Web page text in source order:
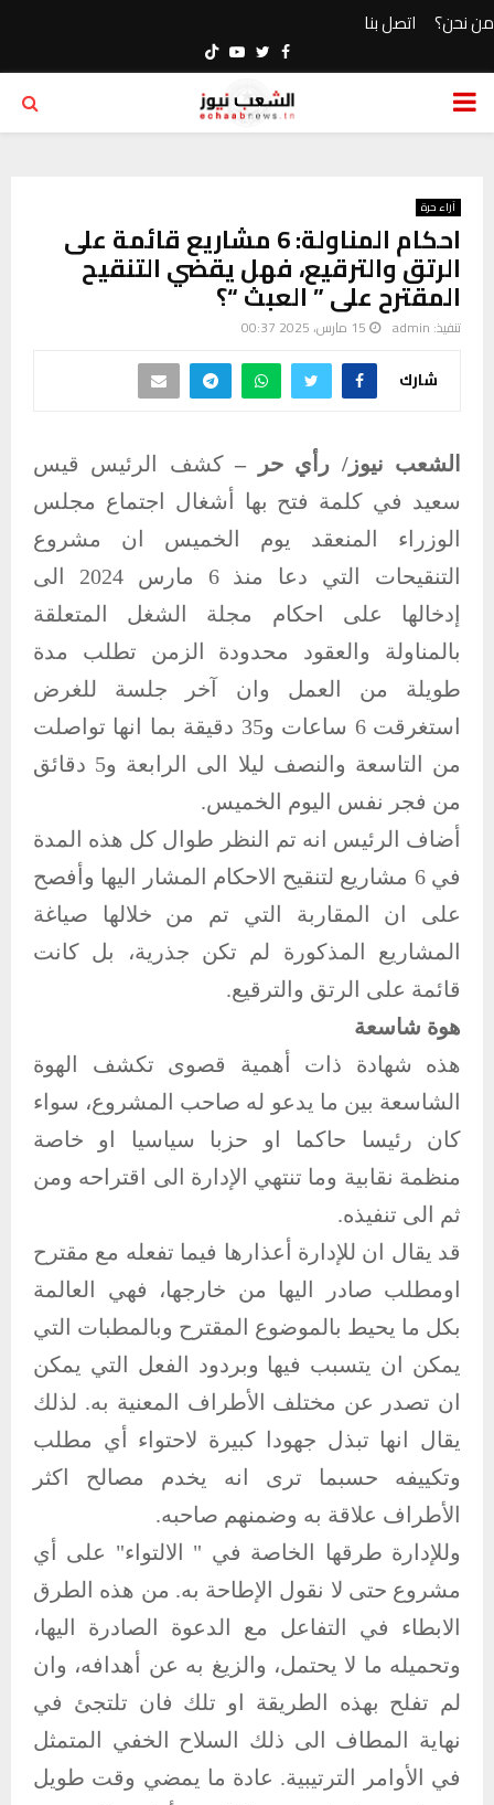
من نحن؟ اتصل بنا
Facebook
Twitter
Youtube
PRIMARY
آراء حرة
احكام المناولة: 6 مشاريع قائمة على
الرتق والترقيع، فهل يقضي التنقيح
المقترح على ” العبث “؟
تنفيذ: admin 15 مارس، 2025 00:37
شارك
الشعب نيوز/ رأي حر –كشف الرئيس قيس
سعيد في كلمة فتح بها أشغال اجتماع مجلس
الوزراء المنعقد يوم الخميس ان مشروع
التنقيحات التي دعا منذ 6 مارس 2024 الى
إدخالها على احكام مجلة الشغل المتعلقة
بالمناولة والعقود محدودة الزمن تطلب مدة
طويلة من العمل وان آخر جلسة للغرض
استغرقت 6 ساعات و35 دقيقة بما انها تواصلت
من التاسعة والنصف ليلا الى الرابعة و5 دقائق
من فجر نفس اليوم الخميس.
أضاف الرئيس انه تم النظر طوال كل هذه المدة
في 6 مشاريع لتنقيح الاحكام المشار اليها وأفصح
على ان المقاربة التي تم من خلالها صياغة
المشاريع المذكورة لم تكن جذرية، بل كانت
قائمة على الرتق والترقيع.
هوة شاسعة
هذه شهادة ذات أهمية قصوى تكشف الهوة
الشاسعة بين ما يدعو له صاحب المشروع، سواء
كان رئيسا حاكما او حزبا سياسيا او خاصة
منظمة نقابية وما تنتهي الإدارة الى اقتراحه ومن
ثم الى تنفيذه.
قد يقال ان للإدارة أعذارها فيما تفعله مع مقترح
اومطلب صادر اليها من خارجها، فهي العالمة
بكل ما يحيط بالموضوع المقترح وبالمطبات التي
يمكن ان يتسبب فيها وبردود الفعل التي يمكن
ان تصدر عن مختلف الأطراف المعنية به. لذلك
يقال انها تبذل جهودا كبيرة لاحتواء أي مطلب
وتكييفه حسبما ترى انه يخدم مصالح اكثر
الأطراف علاقة به وضمنهم صاحبه.
وللإدارة طرقها الخاصة في " الالتواء" على أي
مشروع حتى لا نقول الإطاحة به. من هذه الطرق
الابطاء في التفاعل مع الدعوة الصادرة اليها،
وتحميله ما لا يحتمل، والزيغ به عن أهدافه، وان
لم تفلح بهذه الطريقة او تلك فان تلتجئ في
نهاية المطاف الى ذلك السلاح الخفي المتمثل
في الأوامر الترتيبية. عادة ما يمضي وقت طويل